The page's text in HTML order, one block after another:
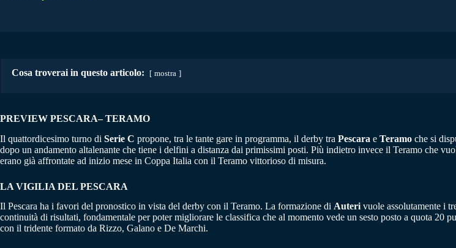
Cosa troverai in questo articolo: mostra
PREVIEW PESCARA– TERAMO
Il quattordicesimo turno di Serie C propone, tra le tante gare in programma, il derby tra Pescara e Teramo che si
dopo un andamento altalenante che tiene i delfini a distanza dai primissimi posti. Più indietro invece il Teramo che
erano già affrontate ad inizio mese in Coppa Italia con il Teramo vittorioso di misura.
LA VIGILIA DEL PESCARA
Il Pescara ha i favori del pronostico in vista del derby con il Teramo. La formazione di Auterivuole assolutamente i
continuità di risultati, fondamentale per poter migliorare le classifica che al momento vede un sesto posto a quota
con il tridente formato da Rizzo, Galano e De Marchi.